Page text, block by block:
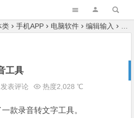
类 手机APP 电脑软件 编辑输入
工具
发表评论 热度2,028 ℃
款录音转文字工具。